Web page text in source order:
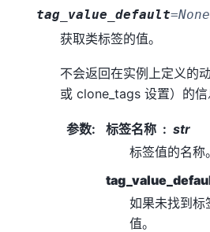
tag_value_default=None
获取类标签的值。
不会返回在实例上定义的
或 clone_tags 设置）的信
参数: 标签名称
str
标签值的名称。
如果未找到标
值。